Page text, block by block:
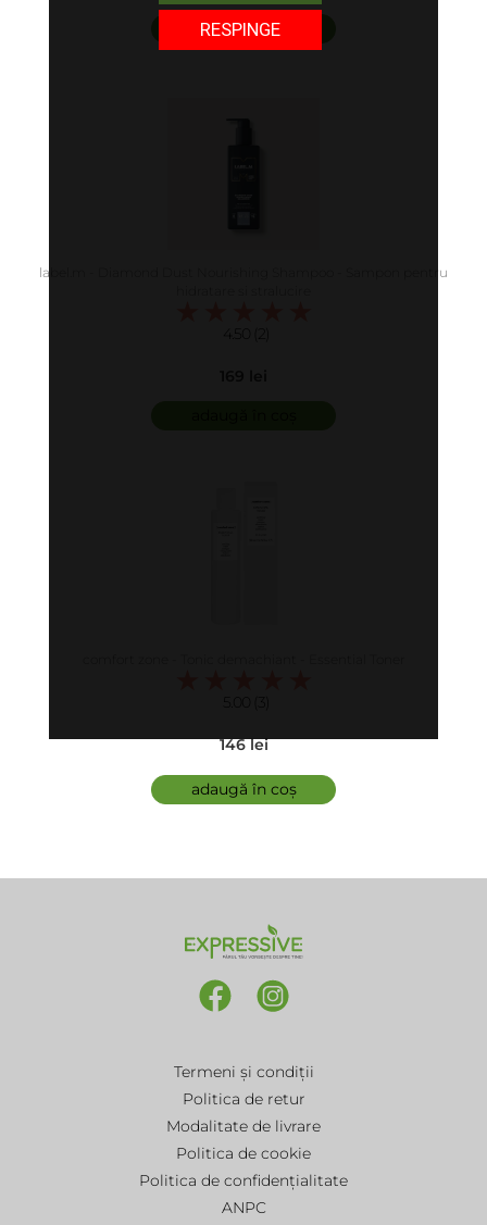
adaugă în coș
label.m - Diamond Dust Nourishing Shampoo - Sampon pentru
4.50 (2)
5.00 (3)
146 lei
adaugă în coș
Termeni și condiții
Politica de retur
Modalitate de livrare
Politica de cookie
Politica de confidențialitate
ANPC
RESPINGE